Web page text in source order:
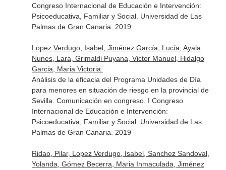
Congreso Internacional de Educación e Intervención:
Psicoeducativa, Familiar y Social. Universidad de Las
Palmas de Gran Canaria. 2019
Lopez Verdugo, Isabel, Jiménez García, Lucía, Ayala
Nunes, Lara, Grimaldi Puyana, Victor Manuel, Hidalgo
Garcia, Maria Victoria:
Análisis de la eficacia del Programa Unidades de Día
para menores en situación de riesgo en la provincial de
Sevilla. Comunicación en congreso. I Congreso
Internacional de Educación e Intervención:
Psicoeducativa, Familiar y Social. Universidad de Las
Palmas de Gran Canaria. 2019
Ridao, Pilar, Lopez Verdugo, Isabel, Sanchez Sandoval,
Yolanda, Gómez Becerra, Maria Inmaculada, Jiménez